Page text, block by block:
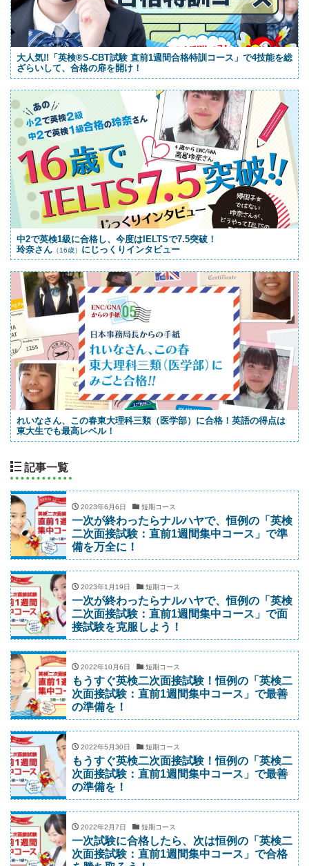
大人気!!「英検®S-CBT試験 直前1週間合格特訓コース」で4技能を総
ざらいして、合格の扉を開け！
中2で英検1級に合格し、今度はIELTSで7.5突破！
玲奈さん （16歳） にじっくりインタビュー
れいなさん、この春東大理科三類（医学部）に合格！英語の得点は
東大生でも最高レベル！
記事一覧
2023年6月6日 短期コース
一次が終わったらナルハヤで、恒例の「英検
二次面接試験：直前1週間集中コース」で準
備を万全に！
2023年1月19日 短期コース
一次が終わったらナルハヤで、恒例の「英検
二次面接試験：直前1週間集中コース」で面
接試験を克服しよう！
2022年10月6日 短期コース
もうすぐ英検二次面接試験！恒例の「英検二
次面接試験：直前1週間集中コース」で最善
の準備を！
2022年5月30日 短期コース
もうすぐ英検二次面接試験！恒例の「英検二
次面接試験：直前1週間集中コース」で最善
の準備を！
2022年2月7日 短期コース
一次試験に合格したら、次は恒例の「英検二
次面接試験：直前1週間集中コース」で合格